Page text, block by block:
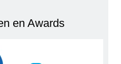
en Awards